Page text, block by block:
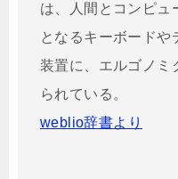
は、人間とコンピュ
となるキーボードや
装置に、エルゴノミ
られている。
weblio辞書より